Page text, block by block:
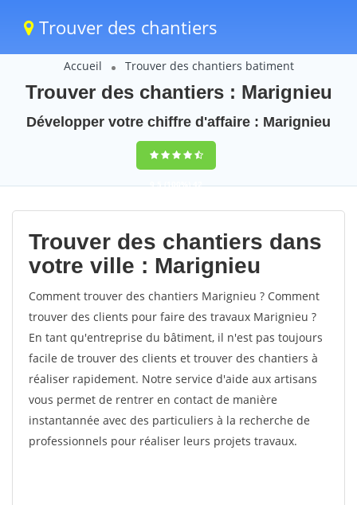
Trouver des chantiers
Accueil Trouver des chantiers batiment
Trouver des chantiers : Marignieu
Développer votre chiffre d'affaire : Marignieu
9,5(100%)42
votes
Trouver des chantiers dans
votre ville : Marignieu
Comment trouver des chantiers Marignieu ? Comment
trouver des clients pour faire des travaux Marignieu ?
En tant qu'entreprise du bâtiment, il n'est pas toujours
facile de trouver des clients et trouver des chantiers à
réaliser rapidement. Notre service d'aide aux artisans
vous permet de rentrer en contact de manière
instantannée avec des particuliers à la recherche de
professionnels pour réaliser leurs projets travaux.